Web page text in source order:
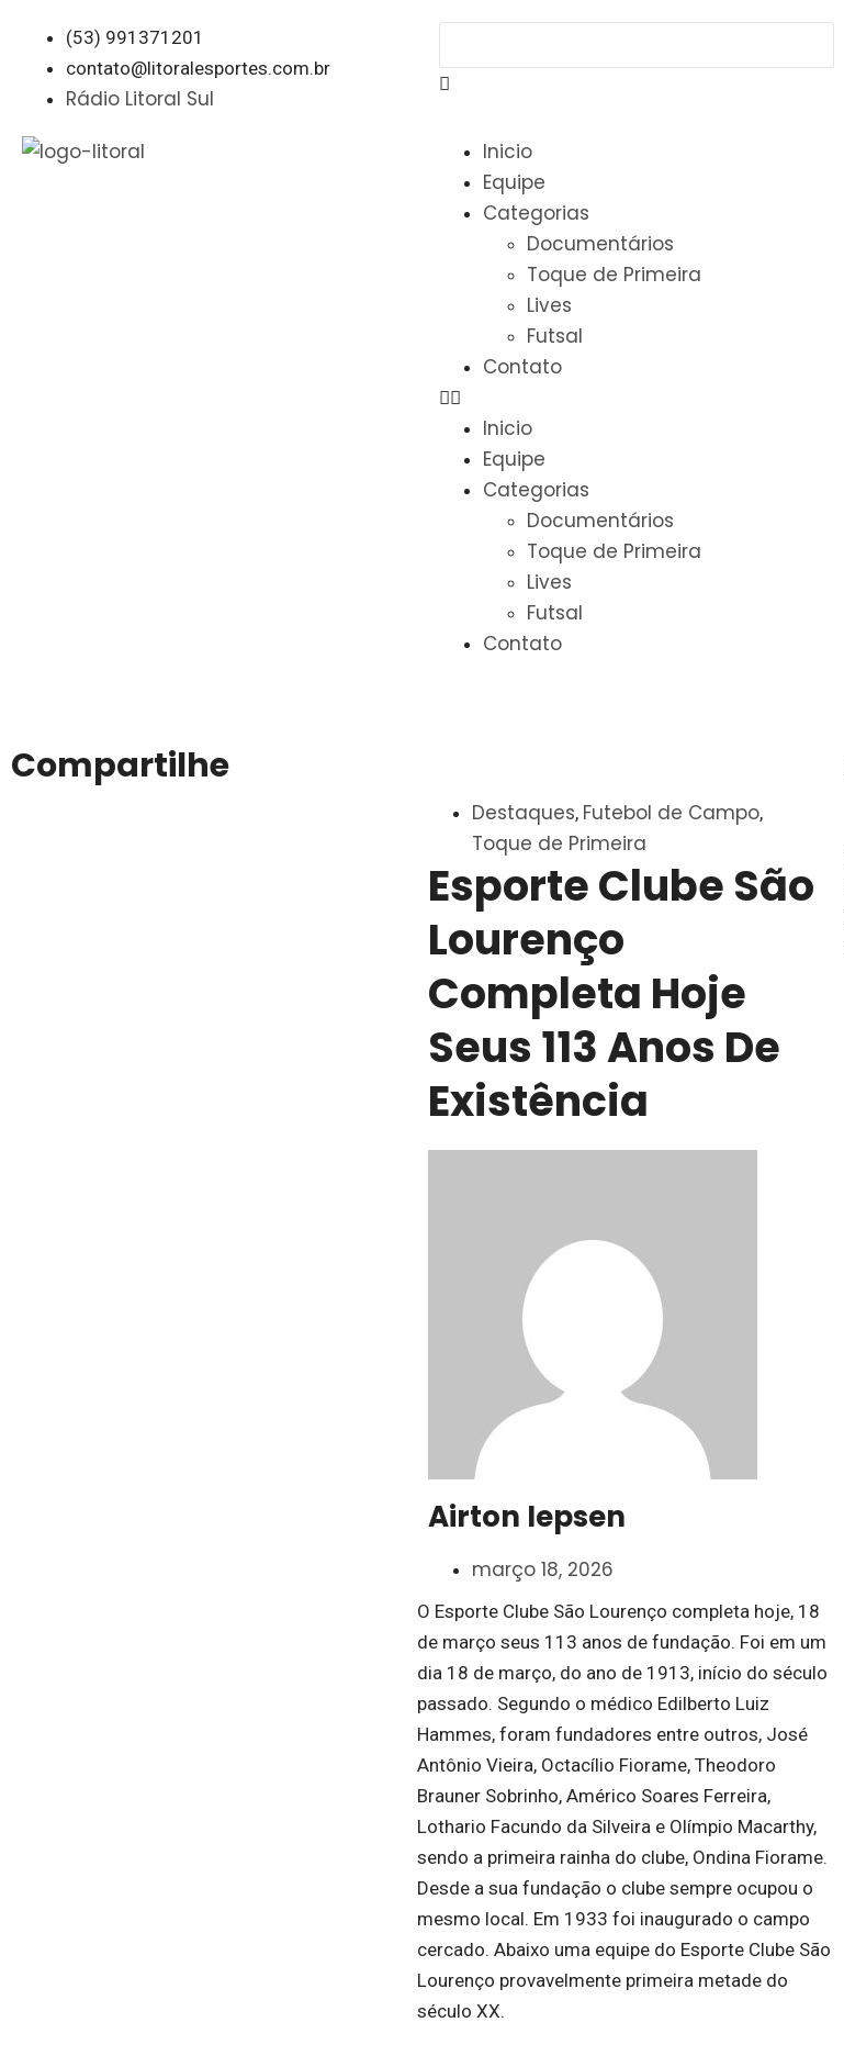
(53) 991371201
contato@litoralesportes.com.br
Rádio Litoral Sul
Inicio
Equipe
Categorias
Documentários
Toque de Primeira
Lives
Futsal
Contato
Inicio
Equipe
Categorias
Documentários
Toque de Primeira
Lives
Futsal
Contato
Compartilhe
Destaques, Futebol de Campo,
Toque de Primeira
Esporte Clube São
Lourenço
Completa Hoje
Seus 113 Anos De
Existência
Airton Iepsen
março 18, 2026
O Esporte Clube São Lourenço completa hoje, 18
de março seus 113 anos de fundação. Foi em um
dia 18 de março, do ano de 1913, início do século
passado. Segundo o médico Edilberto Luiz
Hammes, foram fundadores entre outros, José
Antônio Vieira, Octacílio Fiorame, Theodoro
Brauner Sobrinho, Américo Soares Ferreira,
Lothario Facundo da Silveira e Olímpio Macarthy,
sendo a primeira rainha do clube, Ondina Fiorame.
Desde a sua fundação o clube sempre ocupou o
mesmo local. Em 1933 foi inaugurado o campo
cercado. Abaixo uma equipe do Esporte Clube São
Lourenço provavelmente primeira metade do
século XX.